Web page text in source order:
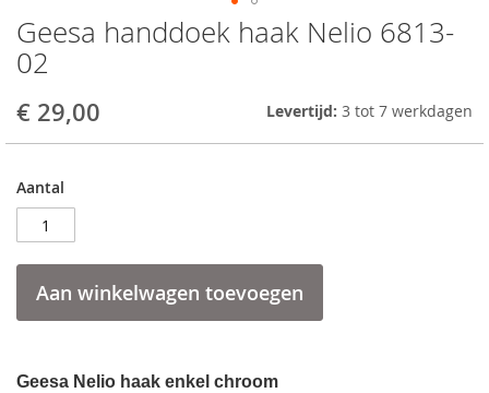
Geesa handdoek haak Nelio 6813-
02
€ 29,00 Levertijd: 3 tot 7 werkdagen
Aantal
Aan winkelwagen toevoegen
Geesa Nelio haak enkel chroom
Skip
to
the
of
gallery